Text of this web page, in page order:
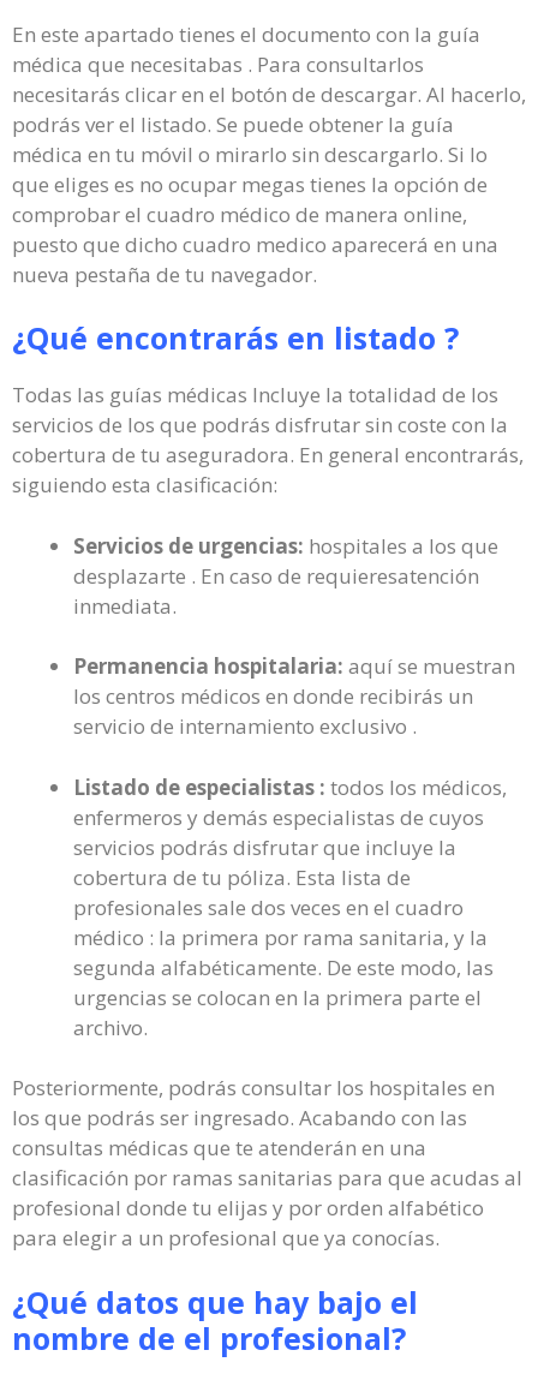
En este apartado tienes el documento con la guía
médica que necesitabas . Para consultarlos
necesitarás clicar en el botón de descargar. Al hacerlo,
podrás ver el listado. Se puede obtener la guía
médica en tu móvil o mirarlo sin descargarlo. Si lo
que eliges es no ocupar megas tienes la opción de
comprobar el cuadro médico de manera online,
puesto que dicho cuadro medico aparecerá en una
nueva pestaña de tu navegador.
¿Qué encontrarás en listado ?
Todas las guías médicas Incluye la totalidad de los
servicios de los que podrás disfrutar sin coste con la
cobertura de tu aseguradora. En general encontrarás,
siguiendo esta clasificación:
Servicios de urgencias: hospitales a los que
desplazarte . En caso de requieresatención
inmediata.
Permanencia hospitalaria: aquí se muestran
los centros médicos en donde recibirás un
servicio de internamiento exclusivo .
Listado de especialistas : todos los médicos,
enfermeros y demás especialistas de cuyos
servicios podrás disfrutar que incluye la
cobertura de tu póliza. Esta lista de
profesionales sale dos veces en el cuadro
médico : la primera por rama sanitaria, y la
segunda alfabéticamente. De este modo, las
urgencias se colocan en la primera parte el
archivo.
Posteriormente, podrás consultar los hospitales en
los que podrás ser ingresado. Acabando con las
consultas médicas que te atenderán en una
clasificación por ramas sanitarias para que acudas al
profesional donde tu elijas y por orden alfabético
para elegir a un profesional que ya conocías.
¿Qué datos que hay bajo el
nombre de el profesional?